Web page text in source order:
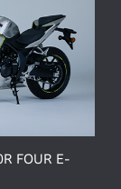
FOUR E-